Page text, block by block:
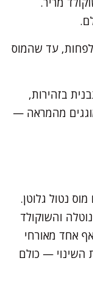
ל-6 שעות לפחות, עד שהמוס
בזהירות,
כ-2 ס"מ, ומתמוגגים מהמראה —
נטול גלוטן.
והשוקולד
אף אחד מאורחי
— כולם